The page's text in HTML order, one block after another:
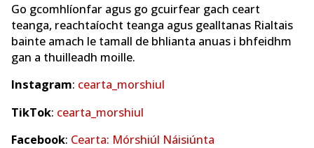
Go gcomhlíonfar agus go gcuirfear gach ceart
teanga, reachtaíocht teanga agus gealltanas Rialtais
bainte amach le tamall de bhlianta anuas i bhfeidhm
gan a thuilleadh moille.
Instagram: cearta_morshiul
TikTok: cearta_morshiul
Facebook: Cearta: Mórshiúl Náisiúnta